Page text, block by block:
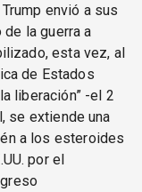
envió a sus
la guerra a
esta vez, al
de Estados
liberación” -el 2
se extiende una
a los esteroides
por el